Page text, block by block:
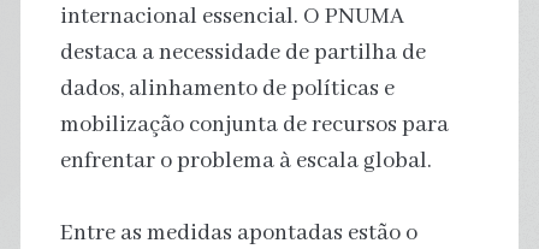
internacional essencial. O PNUMA
destaca a necessidade de partilha de
dados, alinhamento de políticas e
mobilização conjunta de recursos para
enfrentar o problema à escala global.
Entre as medidas apontadas estão o